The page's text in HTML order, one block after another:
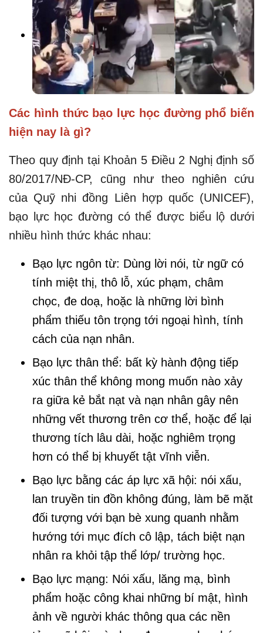
Các hình thức bạo lực học đường phổ biến
hiện nay là gì?
Theo quy định tại Khoản 5 Điều 2 Nghị định số
80/2017/NĐ-CP, cũng như theo nghiên cứu
của Quỹ nhi đồng Liên hợp quốc (UNICEF),
bạo lực học đường có thể được biểu lộ dưới
nhiều hình thức khác nhau:
Bạo lực ngôn từ: Dùng lời nói, từ ngữ có
tính miệt thị, thô lỗ, xúc phạm, châm
chọc, đe doạ, hoặc là những lời bình
phẩm thiếu tôn trọng tới ngoại hình, tính
cách của nạn nhân.
Bạo lực thân thể: bất kỳ hành động tiếp
xúc thân thể không mong muốn nào xảy
ra giữa kẻ bắt nạt và nạn nhân gây nên
những vết thương trên cơ thể, hoặc để lại
thương tích lâu dài, hoặc nghiêm trọng
hơn có thể bị khuyết tật vĩnh viễn.
Bạo lực bằng các áp lực xã hội: nói xấu,
lan truyền tin đồn không đúng, làm bẽ mặt
đối tượng với bạn bè xung quanh nhằm
hướng tới mục đích cô lập, tách biệt nạn
nhân ra khỏi tập thể lớp/ trường học.
Bạo lực mạng: Nói xấu, lăng mạ, bình
phẩm hoặc công khai những bí mật, hình
ảnh về người khác thông qua các nền